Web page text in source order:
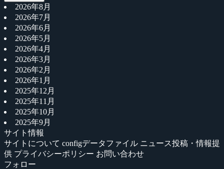
2026年8月
2026年7月
2026年6月
2026年5月
2026年4月
2026年3月
2026年2月
2026年1月
2025年12月
2025年11月
2025年10月
2025年9月
サイト情報
サイトについて configデータファイル ニュース投稿・情報提
供 プライバシーポリシー お問い合わせ
フォロー